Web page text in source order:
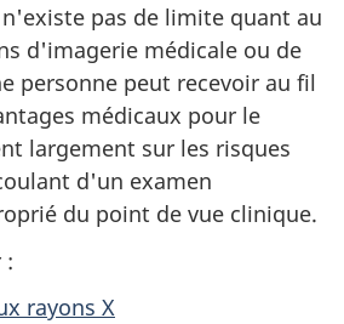
pas de limite quant au
d'imagerie médicale ou de
personne peut recevoir au fil
médicaux pour le
largement sur les risques
d'un examen
du point de vue clinique.
:
rayons X